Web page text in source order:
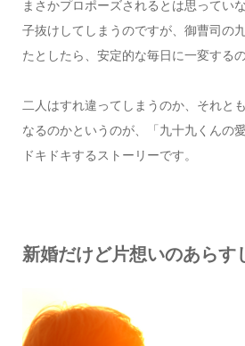
まさかプロポーズされるとは思ってい
子抜けしてしまうのですが、御曹司の
たとしたら、安定的な毎日に一変するの
二人はすれ違ってしまうのか、それと
なるのかというのが、「九十九くんの
ドキドキするストーリーです。
新婚だけど片想いのあらす